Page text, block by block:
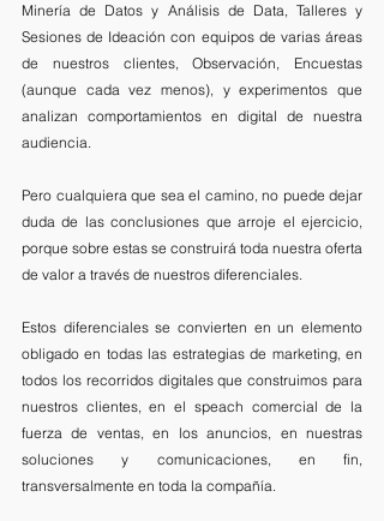
Minería de Datos y Análisis de Data, Talleres y
Sesiones de Ideación con equipos de varias áreas
de nuestros clientes, Observación, Encuestas
(aunque cada vez menos), y experimentos que
analizan comportamientos en digital de nuestra
audiencia.
Pero cualquiera que sea el camino, no puede dejar
duda de las conclusiones que arroje el ejercicio,
porque sobre estas se construirá toda nuestra oferta
de valor a través de nuestros diferenciales.
Estos diferenciales se convierten en un elemento
obligado en todas las estrategias de marketing, en
todos los recorridos digitales que construimos para
nuestros clientes, en el speach comercial de la
fuerza de ventas, en los anuncios, en nuestras
soluciones y comunicaciones, en fin,
transversalmente en toda la compañía.